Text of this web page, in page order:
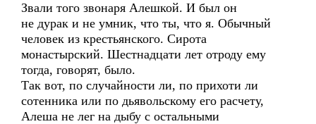
Звали того звонаря Алешкой. И был он
не дурак и не умник, что ты, что я. Обычный
человек из крестьянского. Сирота
монастырский. Шестнадцати лет отроду ему
тогда, говорят, было.
Так вот, по случайности ли, по прихоти ли
сотенника или по дьявольскому его расчету,
Алеша не лег на дыбу с остальными